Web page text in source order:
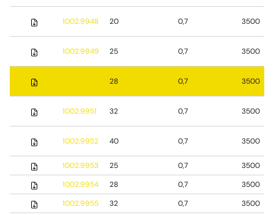
1002.9948 20 0,7 3500
1002.9949 25 0,7 3500
28 0,7 3500
1002.9951 32 0,7 3500
1002.9952 40 0,7 3500
1002.9953 25 0,7
3500
1002.9954
28 0,7
3500
1002.9955
32 0,7
3500